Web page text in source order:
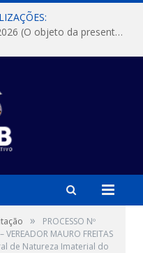
DISPENSA DE LICITAÇÃO Nº 03/2026 (O objeto da presente dispensa é a escolha da proposta mais vantajosa para a aquisição, de aparelhos de ar condicionado, tipo Split, com material de instalação e fogão industrial, conforme condições, quantidades e exigências estabelecidas no termo de referencia e neste aviso de contratação direta e seus anexos)
»
PROCESSO Nº
MAURO FREITAS
de Natureza Imaterial do